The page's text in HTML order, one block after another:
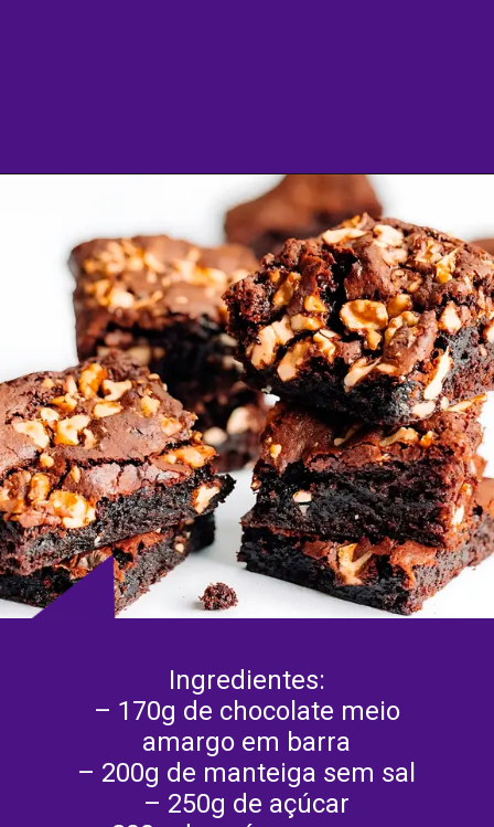
Ingredientes:
– 170g de chocolate meio
amargo em barra
– 200g de manteiga sem sal
– 250g de açúcar